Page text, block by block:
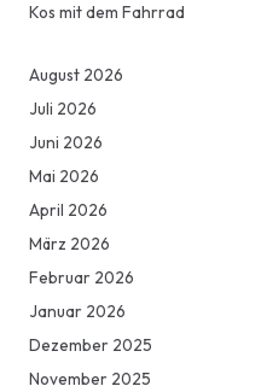
Kos mit dem Fahrrad
August 2026
Juli 2026
Juni 2026
Mai 2026
April 2026
März 2026
Februar 2026
Januar 2026
Dezember 2025
November 2025